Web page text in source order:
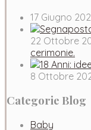
17 Giugno
22 Ottobre
cerimonie.
8 Ottobre
Categorie Blog
Baby